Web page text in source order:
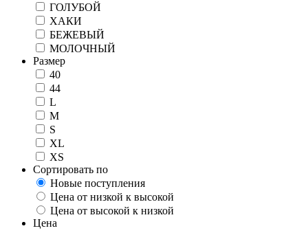
ГОЛУБОЙ
ХАКИ
БЕЖЕВЫЙ
МОЛОЧНЫЙ
Размер
40
44
L
M
S
XL
XS
Сортировать по
Новые поступления
Цена от низкой к высокой
Цена от высокой к низкой
Цена